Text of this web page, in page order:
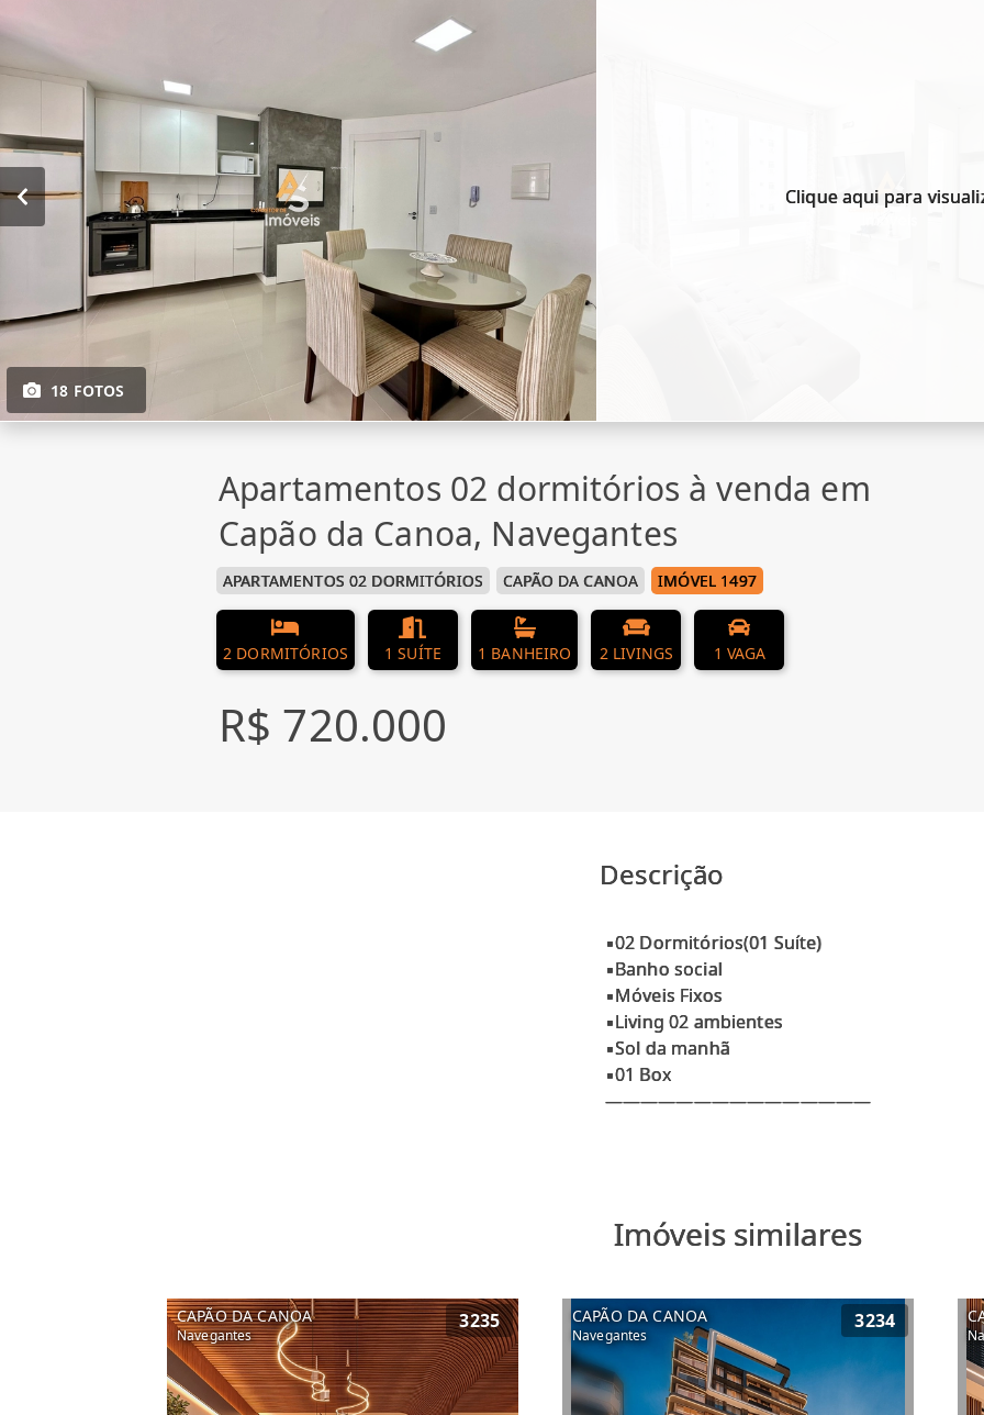
18 FOTOS
Clique aqui para
Apartamentos 02 dormitórios à venda em
Capão da Canoa, Navegantes
APARTAMENTOS 02 DORMITÓRIOS CAPÃO DA CANOA IMÓVEL 1497
2 DORMITÓRIOS 1 SUÍTE 1 BANHEIRO 2 LIVINGS 1 VAGA
R$ 720.000
Descrição
▪️02 Dormitórios(01 Suíte)
▪️Banho social
▪️Móveis Fixos
▪️Living 02 ambientes
▪️Sol da manhã
▪️01 Box
Imóveis similares
CAPÃO DA CANOA
Navegantes
3235 CAPÃO DA CANOA
Navegantes
3234